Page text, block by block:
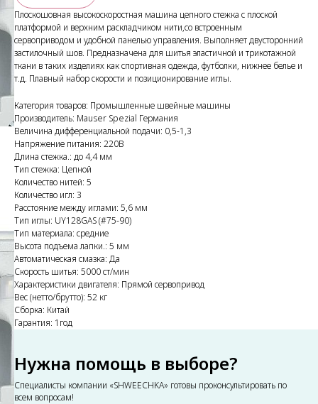
Плоскошовная высокоскоростная машина цепного стежка с плоской
платформой и верхним раскладчиком нити,со встроенным
сервоприводом и удобной панелью управления. Выполняет двусторонний
застилочный шов. Предназначена для шитья эластичной и трикотажной
ткани в таких изделиях как спортивная одежда, футболки, нижнее белье и
т.д. Плавный набор скорости и позиционирование иглы.
Категория товаров: Промышленные швейные машины
Производитель: Mauser Spezial Германия
Величина дифференциальной подачи: 0,5-1,3
Напряжение питания: 220В
Длина стежка.: до 4,4 мм
Тип стежка: Цепной
Количество нитей: 5
Количество игл: 3
Расстояние между иглами: 5,6 мм
Тип иглы: UY128GAS (#75-90)
Тип материала: средние
Высота подъема лапки.: 5 мм
Автоматическая смазка: Да
Скорость шитья: 5000 ст/мин
Характеристики двигателя: Прямой сервопривод
Вес (нетто/брутто): 52 кг
Сборка: Китай
Гарантия: 1год
Нужна помощь в выборе?
Специалисты компании «SHWEECHKA» готовы проконсультировать по
всем вопросам!